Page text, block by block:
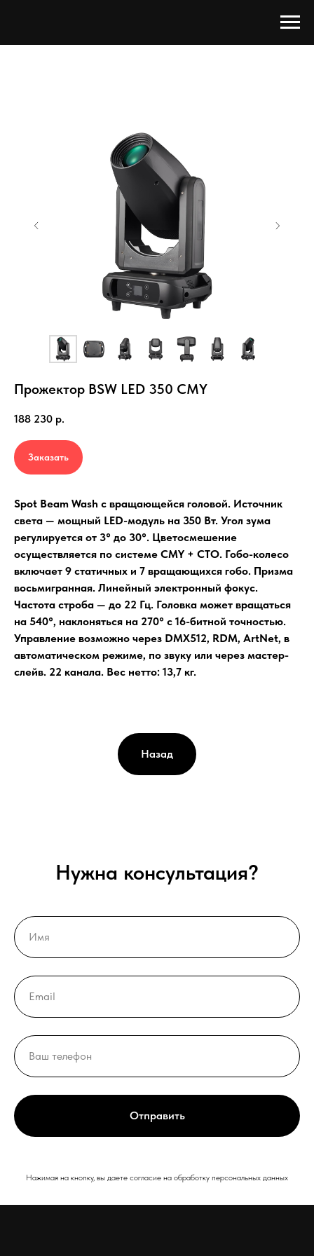
Прожектор BSW LED 350 CMY
188 230 р.
Заказать
Spot Beam Wash с вращающейся головой. Источник
света — мощный LED-модуль на 350 Вт. Угол зума
регулируется от 3° до 30°. Цветосмешение
осуществляется по системе CMY + CTO. Гобо-колесо
включает 9 статичных и 7 вращающихся гобо. Призма
восьмигранная. Линейный электронный фокус.
Частота строба — до 22 Гц. Головка может вращаться
на 540°, наклоняться на 270° с 16-битной точностью.
Управление возможно через DMX512, RDM, ArtNet, в
автоматическом режиме, по звуку или через мастер-
слейв. 22 канала. Вес нетто: 13,7 кг.
Назад
Нужна консультация?
Отправить
Нажимая на кнопку, вы даете согласие на обработку персональных данных